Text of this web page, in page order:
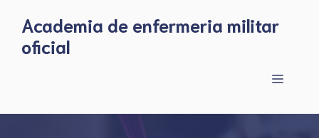
content
Academia de enfermeria militar
oficial
Menu